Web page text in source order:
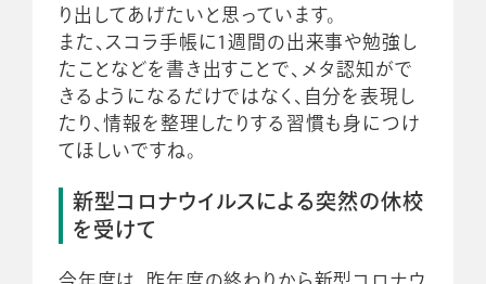
り出してあげたいと思っています。
また、スコラ手帳に1週間の出来事や勉強し
たことなどを書き出すことで、メタ認知がで
きるようになるだけではなく、自分を表現し
たり、情報を整理したりする習慣も身につけ
てほしいですね。
新型コロナウイルスによる突然の休校
を受けて
今年度は、昨年度の終わりから新型コロナウ